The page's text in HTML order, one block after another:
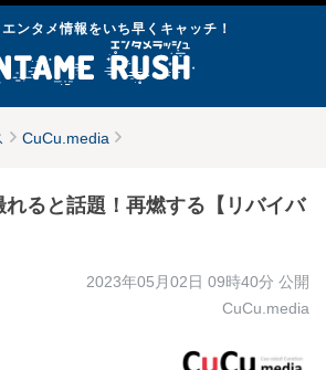
ンタメ情報をいち早くキャッチ！
CuCu.media
れると話題！再燃する【リバイバ
2023年05月02日 09時40分 公開
CuCu.media